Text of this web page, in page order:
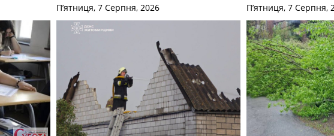
П’ятниця, 7 Серпня, 2026 П’ятниця, 7 Серпня,